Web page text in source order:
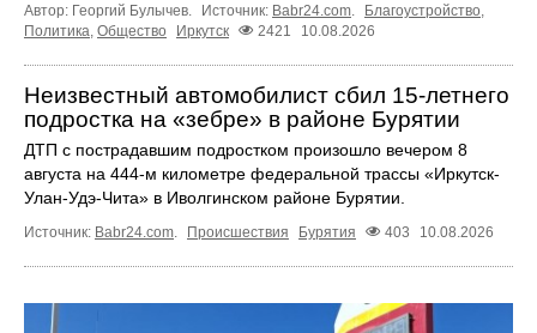
Автор: Георгий Булычев. Источник: Babr24.com Благоустройство
Политика, Общество Иркутск 2421 10.08.2026
Неизвестный автомобилист сбил 15-летнего
подростка на «зебре» в районе Бурятии
ДТП с пострадавшим подростком произошло вечером 8
августа на 444-м километре федеральной трассы «Иркутск-
Улан-Удэ-Чита» в Иволгинском районе Бурятии.
Источник: Babr24.com. Происшествия Бурятия 403 10.08.2026